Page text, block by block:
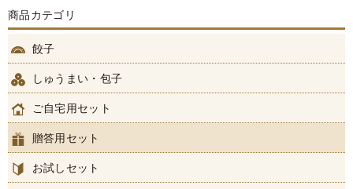
商品カテゴリ
餃子
しゅうまい・包子
ご自宅用セット
贈答用セット
お試しセット